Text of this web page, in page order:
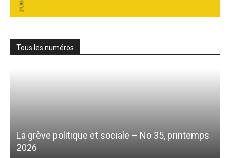
Tous les numéros
La grève politique et sociale – No 35, printemps
2026